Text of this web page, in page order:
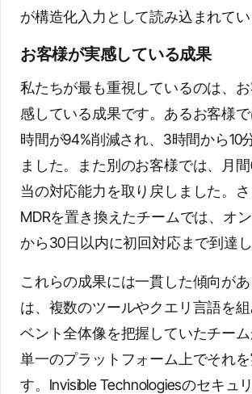
が構造化入力として読み込まれてい
お客様が実感している成果
私たちが最も重視しているのは、
感している成果です。あるお客様
時間が94%削減され、3時間から10
ました。また別のお客様では、月
当の対応能力を取り戻しました。
MDRを置き換えたチームでは、オ
から30日以内に初回対応まで到達し
これらの成果には一貫した傾向が
は、複数のツールやクエリ言語を
ベント全体像を把握していたチー
単一のプラットフォーム上でそれ
す。Invisible Technologiesのセキュ